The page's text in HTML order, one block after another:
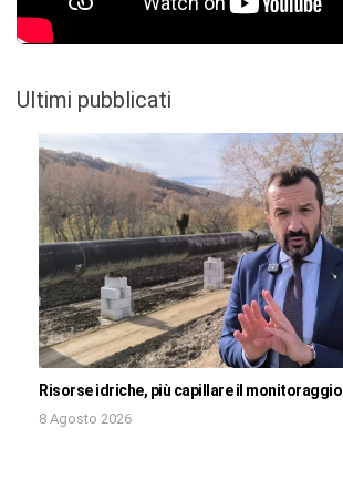
Ultimi pubblicati
Risorse idriche, più capillare il monitoraggio
8 Agosto 2026